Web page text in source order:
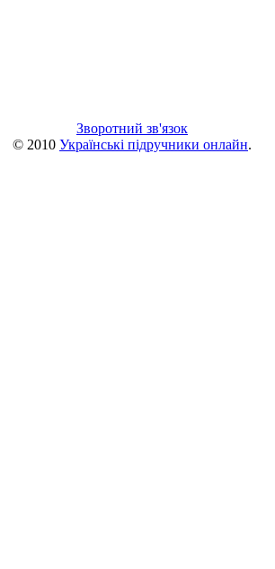
Зворотний зв'язок
© 2010 Українські підручники онлайн.